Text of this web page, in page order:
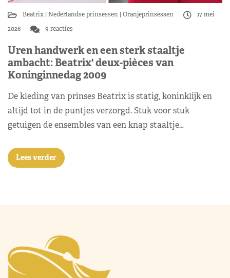
Beatrix Nederlandse prinsessen Oranjeprinsessen
17 mei
2026
9 reacties
Uren handwerk en een sterk staaltje
ambacht: Beatrix' deux-pièces van
Koninginnedag 2009
De kleding van prinses Beatrix is statig, koninklijk en
altijd tot in de puntjes verzorgd. Stuk voor stuk
getuigen de ensembles van een knap staaltje…
Lees verder